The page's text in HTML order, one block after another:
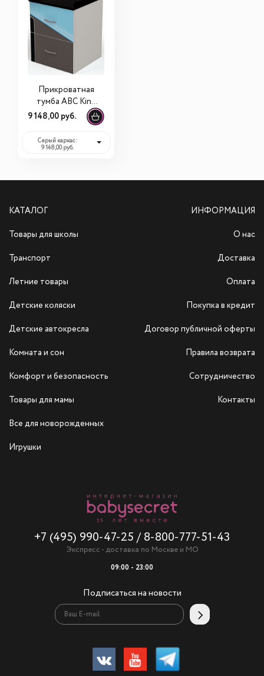
Прикроватная
тумба ABC King
Pilot
9 148,00 руб.
Серый каркас:
9 148,00 руб.
КАТАЛОГ
Товары для школы
Транспорт
Летние товары
Детские коляски
Детские автокресла
Комната и сон
Комфорт и безопасность
Товары для мамы
Все для новорожденных
Игрушки
+7 (495) 990-47-25 / 8-800-777-51-43
Экспресс - доставка по Москве и МО
09:00 - 23:00
Подписаться на новости
ИНФОРМАЦИЯ
О нас
Доставка
Оплата
Покупка в кредит
Договор публичной оферты
Правила возврата
Сотрудничество
Контакты